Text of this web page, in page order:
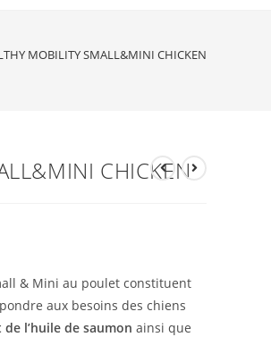
MOBILITY SMALL&MINI CHICKEN
CHICKEN
& Mini au poulet constituent
aux besoins des chiens
l’huile de saumon ainsi que